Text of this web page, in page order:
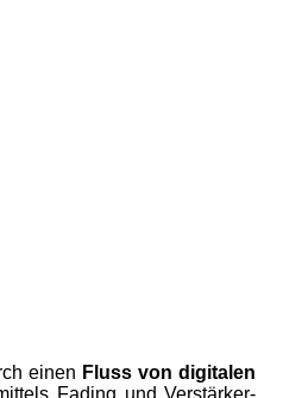
einen Fluss von digitalen
Fading und Verstärker-